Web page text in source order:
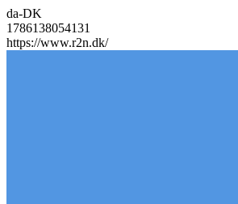
da-DK
1786138054131
https://www.r2n.dk/